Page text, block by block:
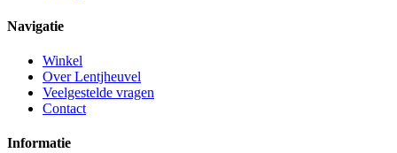
Navigatie
Winkel
Over Lentjheuvel
Veelgestelde vragen
Contact
Informatie